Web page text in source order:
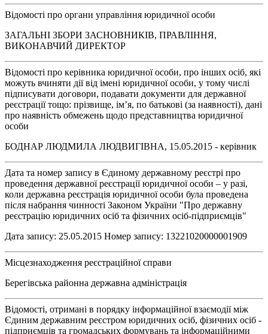
Відомості про органи управління юридичної особи
ЗАГАЛЬНІ ЗБОРИ ЗАСНОВНИКІВ, ПРАВЛІННЯ,
ВИКОНАВЧИЙ ДИРЕКТОР
Відомості про керівника юридичної особи, про інших осіб, які
можуть вчиняти дії від імені юридичної особи, у тому числі
підписувати договори, подавати документи для державної
реєстрації тощо: прізвище, ім’я, по батькові (за наявності), дані
про наявність обмежень щодо представництва юридичної
особи
БОДНАР ЛЮДМИЛА ЛЮДВИГІВНА, 15.05.2015 - керівник
Дата та номер запису в Єдиному державному реєстрі про
проведення державної реєстрації юридичної особи – у разі,
коли державна реєстрація юридичної особи була проведена
після набрання чинності Законом України "Про державну
реєстрацію юридичних осіб та фізичних осіб-підприємців"
Дата запису: 25.05.2015 Номер запису: 13221020000001909
Місцезнаходження реєстраційної справи
Берегівська районна державна адміністрація
Відомості, отримані в порядку інформаційної взаємодії між
Єдиним державним реєстром юридичних осіб, фізичних осіб -
підприємців та громадських формувань та інформаційними